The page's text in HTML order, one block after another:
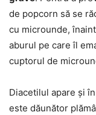
de popcorn să se
cu microunde,
aburul pe care îl
cuptorul de
Diacetilul apare și
este dăunător